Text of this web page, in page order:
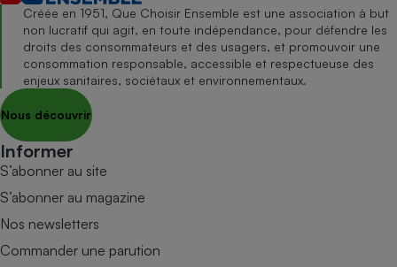
Créée en 1951, Que Choisir Ensemble est une association à but
non lucratif qui agit, en toute indépendance, pour défendre les
droits des consommateurs et des usagers, et promouvoir une
consommation responsable, accessible et respectueuse des
enjeux sanitaires, sociétaux et environnementaux.
Nous découvrir
Informer
S’abonner au site
S’abonner au magazine
Nos newsletters
Commander une parution